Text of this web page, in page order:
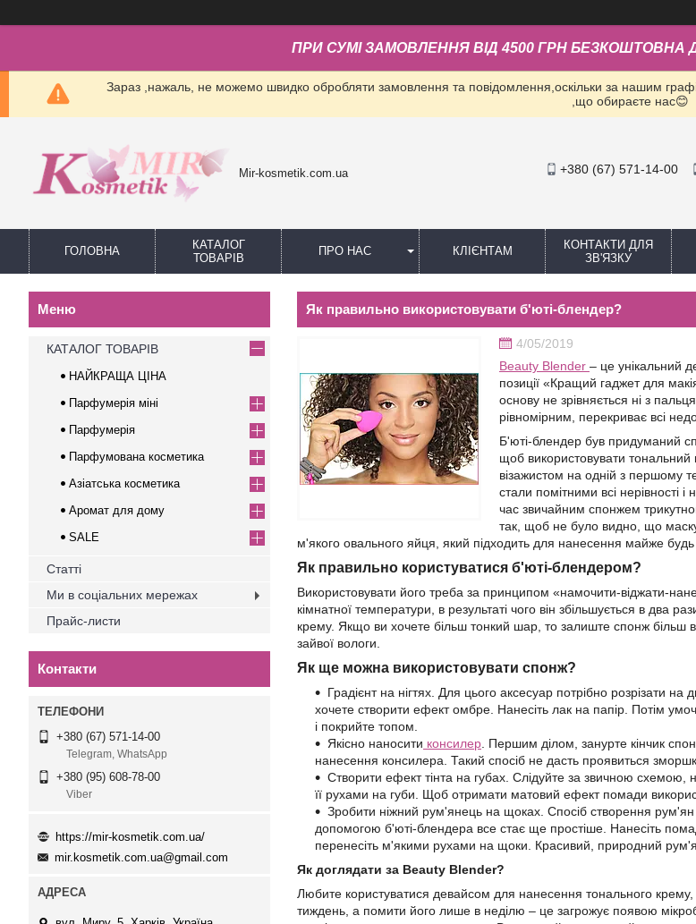
ПРИ СУМІ ЗАМОВЛЕННЯ ВІД 4500 ГРН БЕЗКОШТОВНА
Зараз ,нажаль, не можемо швидко обробляти замовлення та повідомлення,оскільки за нашим
,що обираєте нас😊
Mir-kosmetik.com.ua +380 (67) 571-14-00
ГОЛОВНА
КАТАЛОГ
ТОВАРІВ
ПРО НАС КЛІЄНТАМ
КОНТАКТИ ДЛЯ
ЗВ'ЯЗКУ
Як правильно використовувати б'юті-блендер?
4/05/2019
Beauty Blender – це унікальний
позиції «Кращий гаджет для
основу не зрівняється ні з
рівномірним, перекриває всі
Б'юті-блендер був придуманий
щоб використовувати
візажистом на одній з першому
стали помітними всі нерівності
час звичайним спонжем
так, щоб не було видно, що
м'якого овального яйця, який підходить для нанесення майже будь
Як правильно користуватися б'юті-блендером?
Використовувати його треба за принципом «намочити-віджати-
кімнатної температури, в результаті чого він збільшується в
крему. Якщо ви хочете більш тонкий шар, то залиште спонж більш
зайвої вологи.
Як ще можна використовувати спонж?
Градієнт на нігтях. Для цього аксесуар потрібно розрізати на
хочете створити ефект омбре. Нанесіть лак на папір. Потім
і покрийте топом.
Якісно наносити консилер . Першим ділом, занурте кінчик
нанесення консилера. Такий спосіб не дасть проявиться
Створити ефект тінта на губах. Слідуйте за звичною схемою,
її рухами на губи. Щоб отримати матовий ефект помади
Зробити ніжний рум'янець на щоках. Спосіб створення
допомогою б'юті-блендера все стає ще простіше. Нанесіть
перенесіть м'якими рухами на щоки. Красивий, природний
Як доглядати за Beauty Blender?
Любите користуватися девайсом для нанесення тонального
тиждень, а помити його лише в неділю – це загрожує появою
КАТАЛОГ ТОВАРІВ
НАЙКРАЩА ЦІНА
Парфумерія міні
Парфумерія
Парфумована косметика
Азіатська косметика
Аромат для дому
SALE
Статті
Ми в соціальних мережах
Прайс-листи
Контакти
+380 (67) 571-14-00
Telegram, WhatsApp
+380 (95) 608-78-00
Viber
https://mir-kosmetik.com.ua/
mir.kosmetik.com.ua@gmail.com